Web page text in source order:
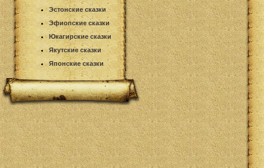
Эстонские сказки
Эфиопские сказки
Юкагирские сказки
Якутские сказки
Японские сказки